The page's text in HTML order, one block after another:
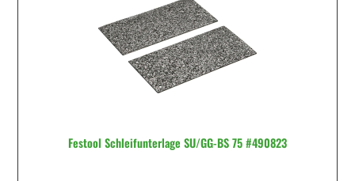
Festool Schleifunterlage SU/GG-BS 75 #490823